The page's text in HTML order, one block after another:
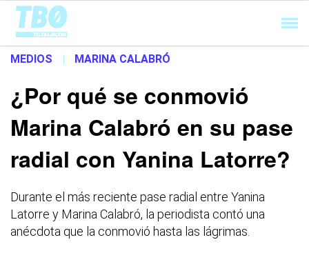
Cargando...
MEDIOS | MARINA CALABRÓ
¿Por qué se conmovió
Marina Calabró en su pase
radial con Yanina Latorre?
Durante el más reciente pase radial entre Yanina
Latorre y Marina Calabró, la periodista contó una
anécdota que la conmovió hasta las lágrimas.